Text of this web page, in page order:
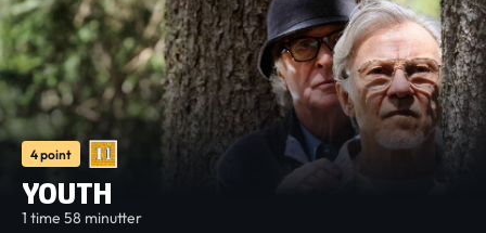
4 point
YOUTH
1 time 58 minutter